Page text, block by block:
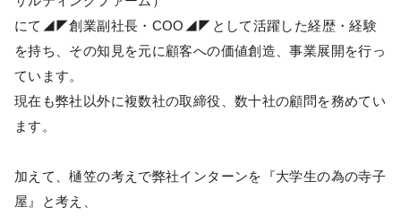
にて◢◤創業副社長・COO◢◤として活躍した経歴・経験
を持ち、その知見を元に顧客への価値創造、事業展開を行っ
ています。
現在も弊社以外に複数社の取締役、数十社の顧問を務めてい
ます。
加えて、樋笠の考えで弊社インターンを『大学生の為の寺子
屋』と考え、